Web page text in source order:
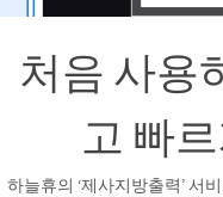
처음 사용
고 빠
하늘휴의 ‘제사지방출력’ 서